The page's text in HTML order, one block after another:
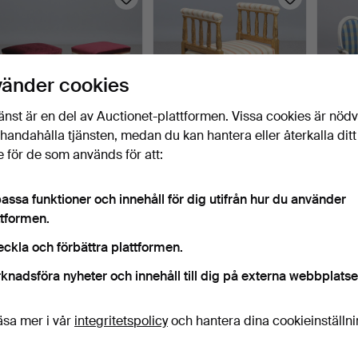
ETT PAR. Skuret
bud
USD
TABURETT. Skuret,
3 bud
cookies
är en del av Auctionet-plattformen. Vissa cookies är
tjänsten, medan du kan hantera eller återkalla ditt
för de som används för att:
funktioner och innehåll för dig utifrån hur du använder
och förbättra plattformen.
nyheter och innehåll till dig på externa
mer i vår integritetspolicyoch hantera dina